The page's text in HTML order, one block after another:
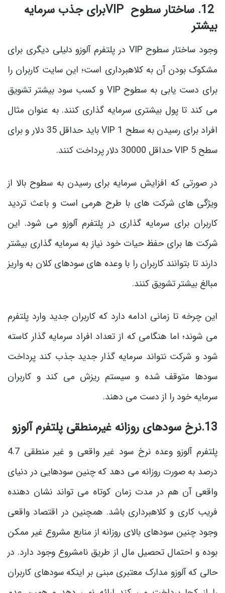
12. ساختار سطوح VIPبرای جذب سرمایه
بیشتر
وجود ساختار سطوح VIP در پلتفرم آلوزو دلیلی دیگری برای
مشکوک بودن آن به کلاهبرداری است؛ این سایت کاربران را
برای دست یابی به سطوح VIP و کسب سود بیشتر تشویق
می کند تا پول بیشتری سرمایه گذاری کنند. به عنوان مثال
افراد برای رسیدن به سطح 1 VIP باید حداقل 35 دلار و برای
سطح 5 VIP حداقل 30000 دلار پرداخت کنند.
در صورتی که افزایش سرمایه برای رسیدن به سطوح بالا از
ویژگی های شرکت های با طرح هرمی است و باعث تردید
کاربران برای سرمایه گذاری در پلتفرم آلوزو می شود. این
شرکت ها برای حفظ حیات خود نیاز به سرمایه گذاری بیشتر
دارند تا بتوانند کاربران را با وعده های سودهای کلان به واریز
مبالغ بیشتر تشویق کنند.
این چرخه تا زمانی ادامه دارد که کاربران جدید وارد پلتفرم
می شوند؛ اما هنگامی که از تعداد افراد سرمایه گذار کاسته
شود و شرکت نتواند سرمایه گذار جدید جذب کند پرداخت
سودها متوقف شده و سیستم ریزش می کند و کاربران
سرمایه خود را از دست می دهند.
13.نرخ سودهای روزانه غیرمنطقی پلتفرم آلوزو
پلتفرم آلوزو وعده نرخ سود غیر واقعی و غیر منطقی 4.7
درصد به صورت روزانه می دهد که چنین سودهایی در دنیای
واقعی آن هم در مدت زمان کوتاه می تواند نشان دهنده
فریب کاری و کلاهبرداری باشد. همچنین در اقتصاد واقعی
وجود چنین سودهای بالای روزانه از منابع مشروع غیر ممکن
بوده و احتمال تحصیل مال از طریق نامشروع وجود دارد. در
حالی که آلوزو مدارک معتبری مبنی بر اینکه سودهای کاربران